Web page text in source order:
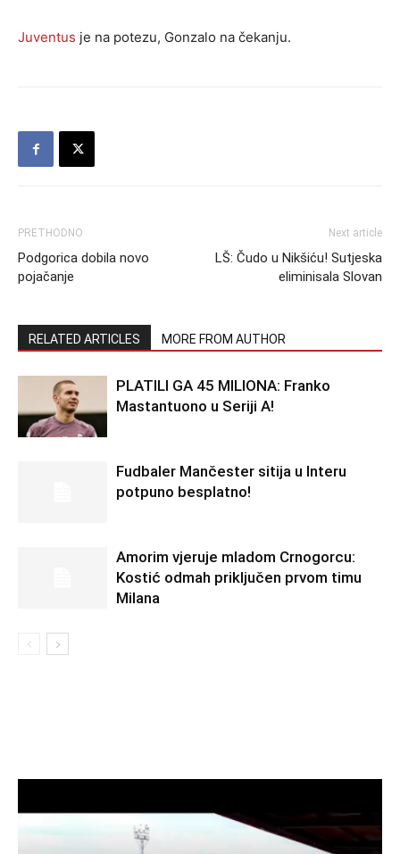
Juventus je na potezu, Gonzalo na čekanju.
PRETHODNO
Podgorica dobila novo
pojačanje
Next article
LŠ: Čudo u Nikšiću! Sutjeska
eliminisala Slovan
RELATED ARTICLES MORE FROM AUTHOR
PLATILI GA 45 MILIONA: Franko
Mastantuono u Seriji A!
Fudbaler Mančester sitija u Interu
potpuno besplatno!
Amorim vjeruje mladom Crnogorcu:
Kostić odmah priključen prvom timu
Milana